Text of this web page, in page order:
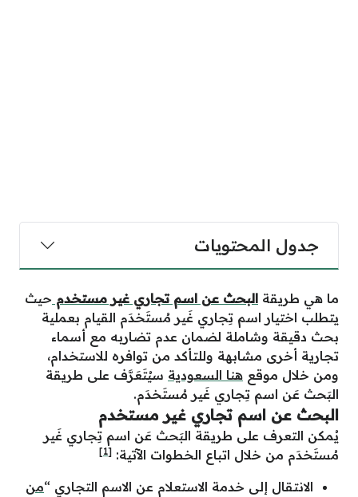
جدول المحتويات
ما هي طريقة البحث عن اسم تجاري غير مستخدم حيث
يتطلب اختيار اسم تِجاري غَير مُستَخدَم القيام بعملية
بحث دقيقة وشاملة لضمان عدم تضاربه مع أسماء
تجارية أخرى مشابهة وللتأكد من توافره للاستخدام،
ومن خلال موقع هنا السعودية سيُتَعَرَّف على طريقة
البَحث عَن اسم تِجاري غَير مُستَخدَم.
البحث عن اسم تجاري غير مستخدم
يُمكن التعرف على طريقة البَحث عَن اسم تِجاري غَير
مُستَخدَم من خلال اتباع الخطوات الآتية: [1]
الانتقال إلى خدمة الاستعلام عن الاسم التجاري “من